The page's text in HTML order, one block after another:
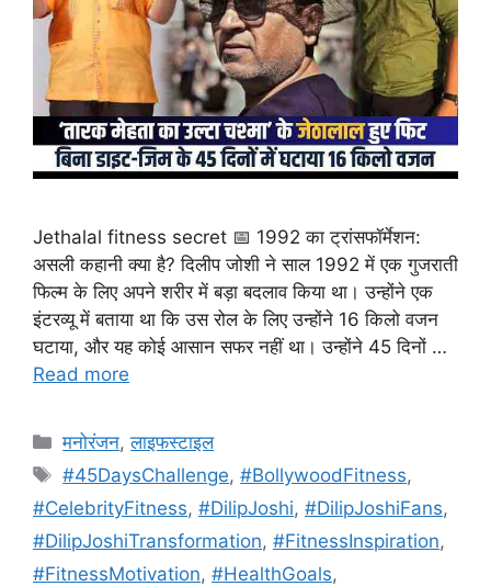
Jethalal fitness secret 📅 1992 का ट्रांसफॉर्मेशन:
असली कहानी क्या है? दिलीप जोशी ने साल 1992 में एक गुजराती
फिल्म के लिए अपने शरीर में बड़ा बदलाव किया था। उन्होंने एक
इंटरव्यू में बताया था कि उस रोल के लिए उन्होंने 16 किलो वजन
घटाया, और यह कोई आसान सफर नहीं था। उन्होंने 45 दिनों …
Read more
Categories
मनोरंजन,लाइफस्टाइल
Tags
#45DaysChallenge,#BollywoodFitness,
#CelebrityFitness, #DilipJoshi, #DilipJoshiFans,
#DilipJoshiTransformation, #FitnessInspiration,
#FitnessMotivation, #HealthGoals,